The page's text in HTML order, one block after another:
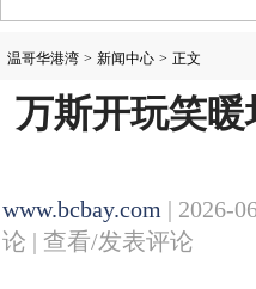
温哥华港湾 > 新闻中心 > 正文
万斯开玩笑
www.bcbay.com | 2026-
论 | 查看/发表评论